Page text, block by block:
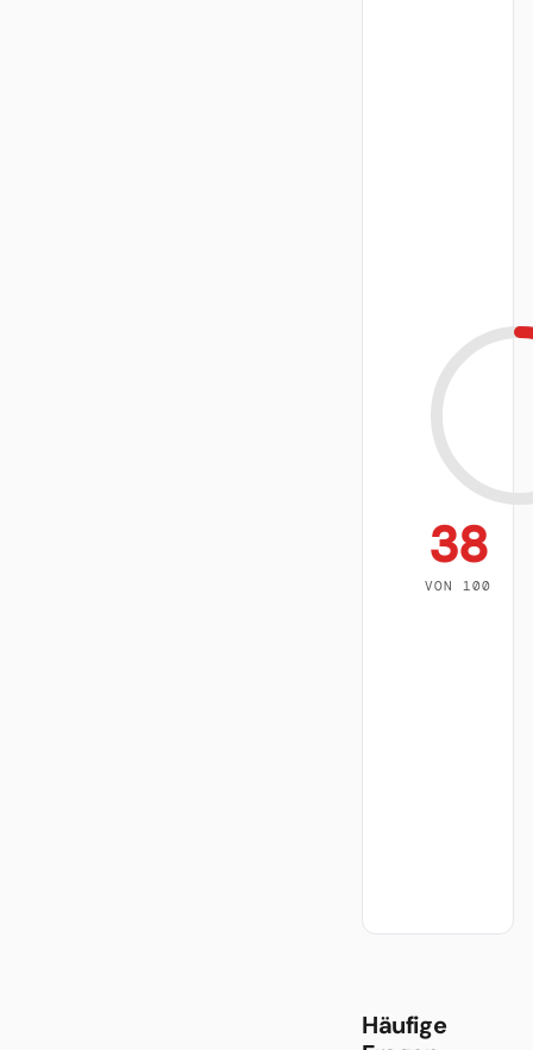
38
VON 100
Häufige